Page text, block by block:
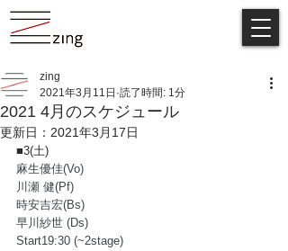
2021 4月のスケジュール
zing
2021年3月11日 読了時間: 1分
更新日： 2021年3月17日
■3(土)
麻生優佳(Vo)
川瀬 健(Pf)
時安吉宏(Bs)
早川紗世 (Ds)
Start19:30 (~2stage)